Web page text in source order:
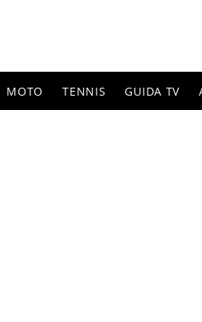
MOTO TENNIS GUIDA TV